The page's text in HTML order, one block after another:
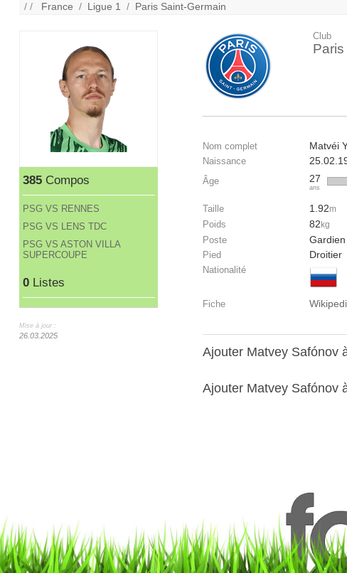
/ / France / Ligue 1 / Paris Saint-Germain
385Compos
PSG VS RENNES
PSG VS LENS TDC
PSG VS ASTON VILLA
SUPERCOUPE
0Listes
Mise à jour :
26.03.2025
Club
Nom complet Matvéi
Naissance
Âge 27
ans
Taille 1.92m
Poids 82 kg
Poste Gardien
Pied Droitier
Nationalité
Fiche
Ajouter Matvey Safónov
Ajouter Matvey Safónov